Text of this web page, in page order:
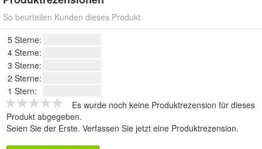
So beurteilen Kunden dieses Produkt.
5 Sterne:
4 Sterne:
3 Sterne:
2 Sterne:
1 Stern:
Es wurde noch keine Produktrezension für dieses
Produkt abgegeben.
Seien Sie der Erste. Verfassen Sie jetzt eine Produktrezension.